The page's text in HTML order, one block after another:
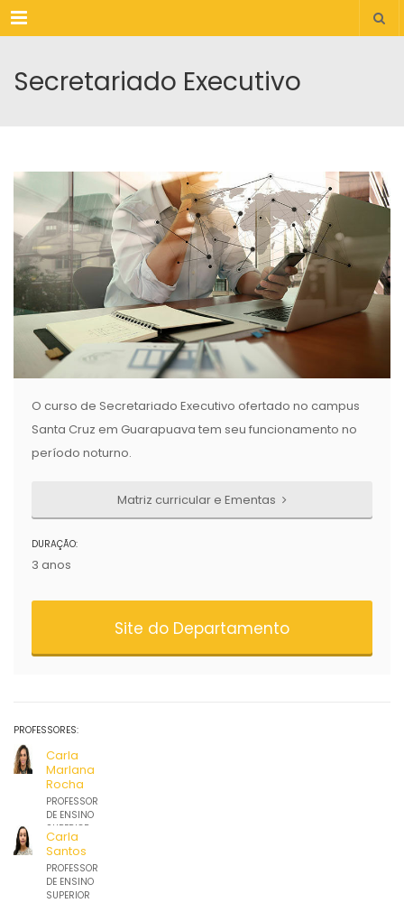
Menu
Secretariado Executivo
O curso de Secretariado Executivo ofertado no campus
Santa Cruz em Guarapuava tem seu funcionamento no
período noturno.
Matriz curricular e Ementas
DURAÇÃO:
3 anos
Site do Departamento
PROFESSORES:
Carla
Marlana
Rocha
PROFESSOR
DE ENSINO
SUPERIOR
Carla
Santos
PROFESSOR
DE ENSINO
SUPERIOR